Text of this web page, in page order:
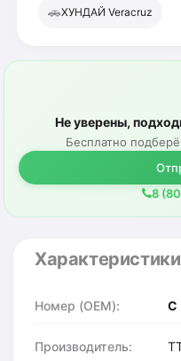
🚗ХУНДАЙ Veracruz
Не уверены,
Бесплатно
8
Характеристики
Номер (OEM): C
Производитель: